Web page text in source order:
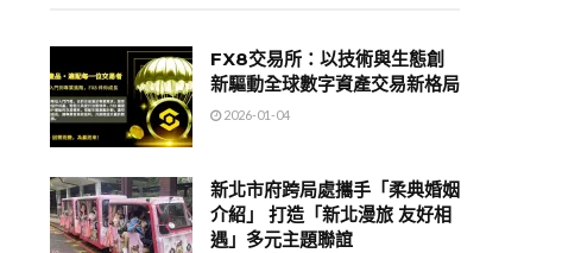
FX8交易所：以技術與生態創
新驅動全球數字資產交易新格局
2026-01-04
新北市府跨局處攜手「柔典婚姻
介紹」 打造「新北漫旅 友好相
遇」多元主題聯誼